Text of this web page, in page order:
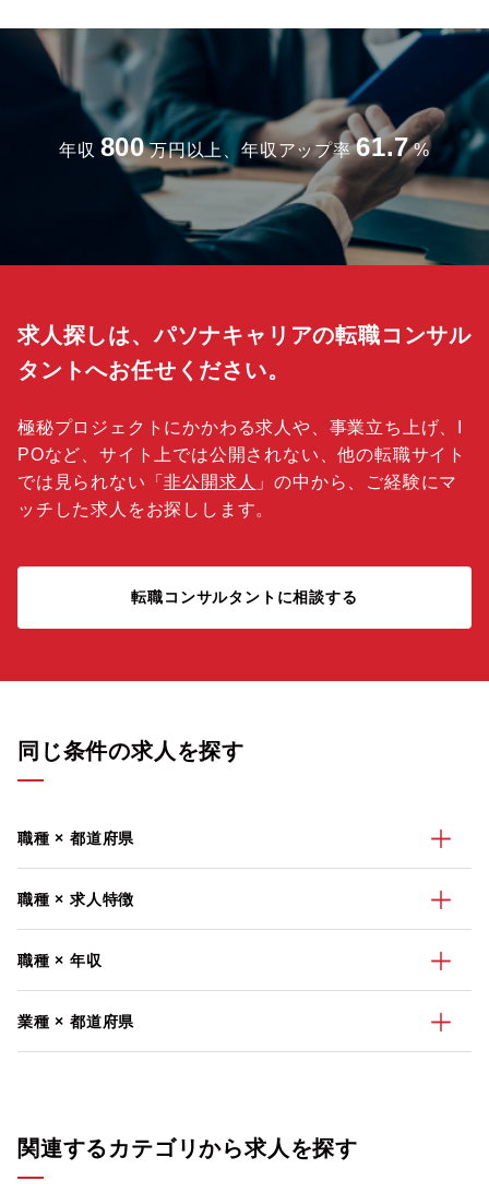
年収 800 万円以上、年収アップ率 61.7 %
求人探しは、パソナキャリアの転職コンサル
タントへお任せください。
極秘プロジェクトにかかわる求人や、事業立ち上げ、I
POなど、サイト上では公開されない、他の転職サイト
では見られない「非公開求人 」の中から、ご経験にマ
ッチした求人をお探しします。
転職コンサルタントに相談する
同じ条件の求人を探す
職種 × 都道府県
職種 × 求人特徴
職種 × 年収
業種 × 都道府県
関連するカテゴリから求人を探す